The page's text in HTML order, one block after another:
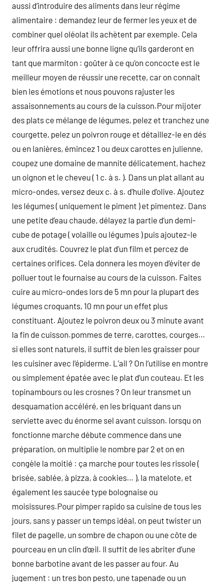
aussi d’introduire des aliments dans leur régime
alimentaire : demandez leur de fermer les yeux et de
combiner quel oléolat ils achètent par exemple. Cela
leur offrira aussi une bonne ligne qu’ils garderont en
tant que marmiton : goûter à ce qu’on concocte est le
meilleur moyen de réussir une recette, car on connaît
bien les émotions et nous pouvons rajuster les
assaisonnements au cours de la cuisson.Pour mijoter
des plats ce mélange de légumes, pelez et tranchez une
courgette, pelez un poivron rouge et détaillez-le en dés
ou en lanières, émincez 1 ou deux carottes en julienne,
coupez une domaine de mannite délicatement, hachez
un oignon et le cheveu ( 1 c. à s. ). Dans un plat allant au
micro-ondes, versez deux c. à s. d’huile d’olive. Ajoutez
les légumes ( uniquement le piment ) et pimentez. Dans
une petite d’eau chaude, délayez la partie d’un demi-
cube de potage ( volaille ou légumes ) puis ajoutez-le
aux crudités. Couvrez le plat d’un film et percez de
certaines orifices. Cela donnera les moyen d’éviter de
polluer tout le fournaise au cours de la cuisson. Faites
cuire au micro-ondes lors de 5 mn pour la plupart des
légumes croquants, 10 mn pour un effet plus
constituant. Ajoutez le poivron deux ou 3 minute avant
la fin de cuisson.pommes de terre, carottes, courges…
si elles sont naturels, il suffit de bien les graisser pour
les cuisiner avec l’épiderme. L’ail ? On l’utilise en montre
ou simplement épatée avec le plat d’un couteau. Et les
topinambours ou les crosnes ? On leur transmet un
desquamation accéléré, en les briquant dans un
serviette avec du énorme sel avant cuisson. lorsqu on
fonctionne marche débute commence dans une
préparation, on multiplie le nombre par 2 et on en
congèle la moitié : ça marche pour toutes les rissole (
brisée, sablée, à pizza, à cookies… ), la matelote, et
également les saucée type bolognaise ou
moisissures.Pour pimper rapido sa cuisine de tous les
jours, sans y passer un temps idéal, on peut twister un
filet de pagelle, un sombre de chapon ou une côte de
pourceau en un clin d’œil. Il suffit de les abriter d’une
bonne barbotine avant de les passer au four. Au
jugement : un tres bon pesto, une tapenade ou un